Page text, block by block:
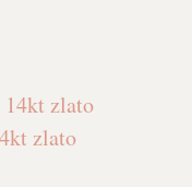
zlato